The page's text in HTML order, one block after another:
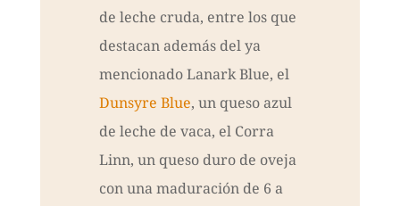
de leche cruda, entre los que
destacan además del ya
mencionado Lanark Blue, el
Dunsyre Blue, un queso azul
de leche de vaca, el Corra
Linn, un queso duro de oveja
con una maduración de 6 a